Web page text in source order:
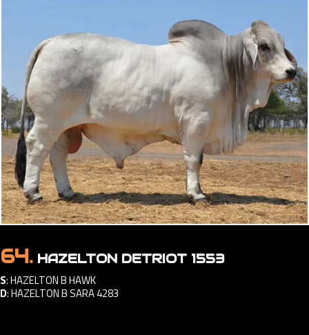
64. HAZELTON DETRIOT 1553
S:HAZELTON B HAWK
D:HAZELTON B SARA 4283